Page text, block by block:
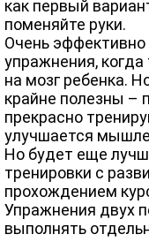
как первый
поменяйте руки.
Очень эффективно
упражнения, когда
на мозг ребенка.
крайне полезны –
прекрасно
улучшается
Но будет еще
тренировки с
прохождением
Упражнения двух
выполнять